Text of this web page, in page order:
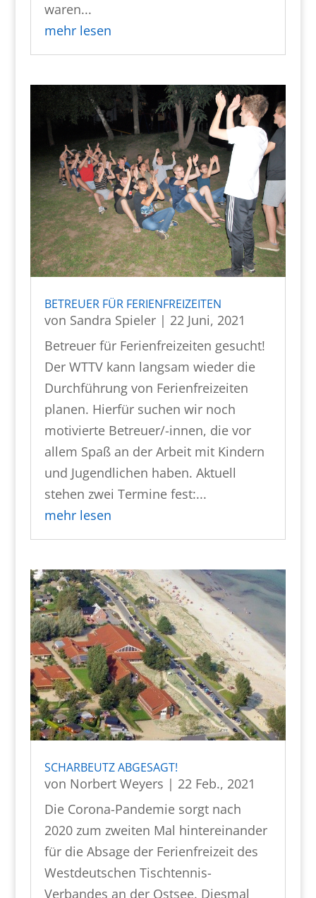
waren...
mehr lesen
BETREUER FÜR FERIENFREIZEITEN
von Sandra Spieler| 22 Juni, 2021
Betreuer für Ferienfreizeiten gesucht!
Der WTTV kann langsam wieder die
Durchführung von Ferienfreizeiten
planen. Hierfür suchen wir noch
motivierte Betreuer/-innen, die vor
allem Spaß an der Arbeit mit Kindern
und Jugendlichen haben. Aktuell
stehen zwei Termine fest:...
mehr lesen
SCHARBEUTZ ABGESAGT!
von Norbert Weyers | 22 Feb., 2021
Die Corona-Pandemie sorgt nach
2020 zum zweiten Mal hintereinander
für die Absage der Ferienfreizeit des
Westdeutschen Tischtennis-
Verbandes an der Ostsee. Diesmal